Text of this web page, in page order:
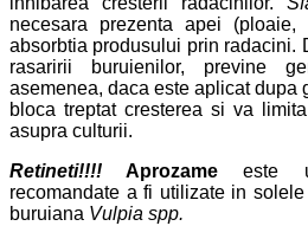
necesara prezenta apei
absorbtia produsului prin radacini.
rasaririi buruienilor, previne
asemenea, daca este aplicat dupa
bloca treptat cresterea si va
asupra culturii.
Retineti!!!!
Aprozame este
recomandate a fi utilizate in
buruiana Vulpia spp.